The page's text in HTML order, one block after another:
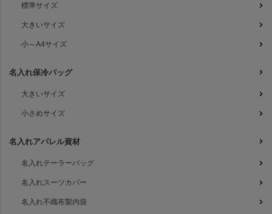
標準サイズ
大きいサイズ
小～A4サイズ
名入れ保冷バッグ
大きいサイズ
小さめサイズ
名入れアパレル資材
名入れテーラーバッグ
名入れスーツカバー
名入れ不織布製内袋